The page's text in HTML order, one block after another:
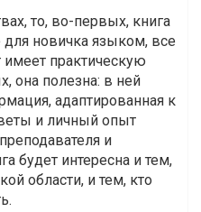
то, во-первых, книга
новичка языком, все
практическую
она полезна: в ней
адаптированная к
и личный опыт
и
будет интересна и тем,
области, и тем, кто